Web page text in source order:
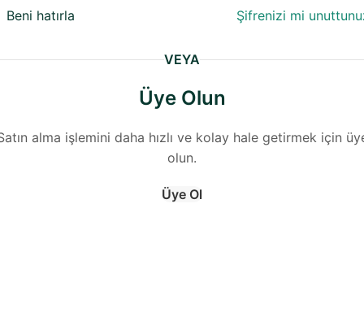
Şifrenizi mi
Beni hatırla
VEYA
Üye Olun
alma işlemini daha hızlı ve kolay hale getirmek için
olun.
Üye Ol